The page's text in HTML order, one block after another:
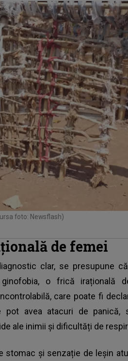
foto: Newsflash)
de femei
clar, se presupune
o frică irațională
care poate fi
pot avea atacuri de panică,
ale inimii și dificultăți de
stomac și senzație de leșin